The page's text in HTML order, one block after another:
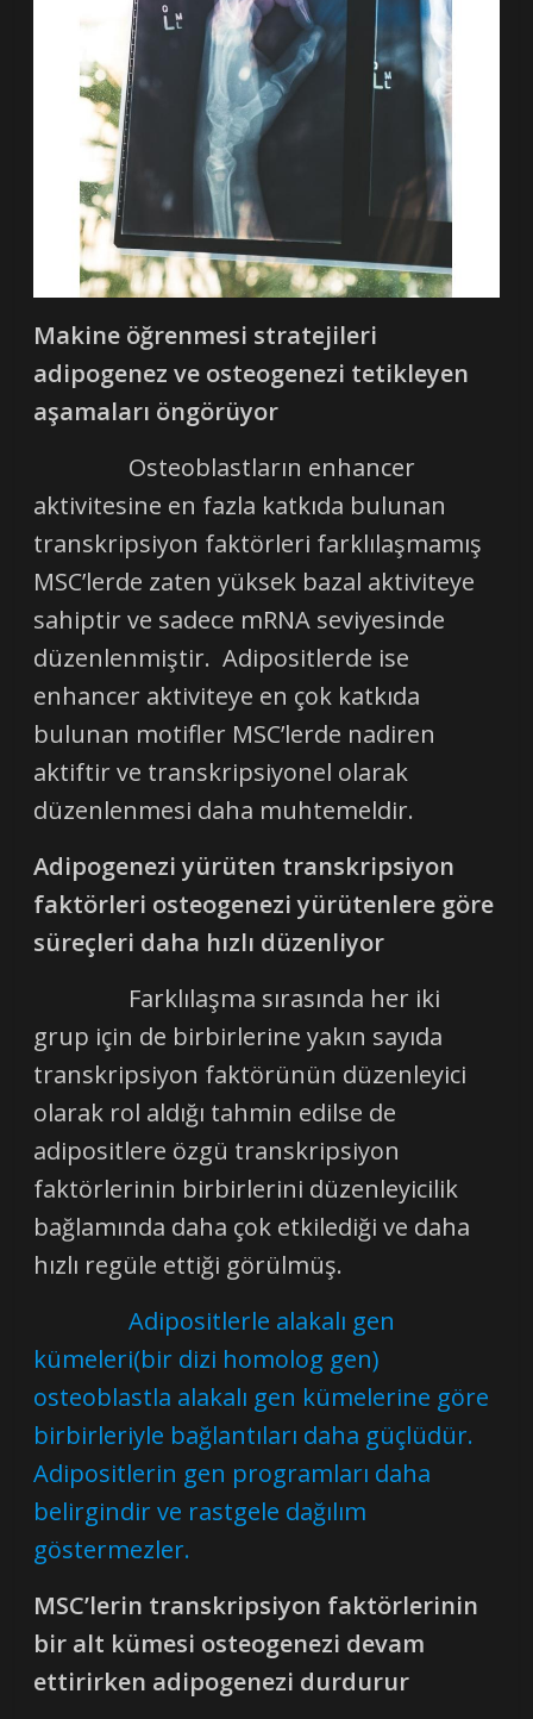
Makine öğrenmesi stratejileri
adipogenez ve osteogenezi tetikleyen
aşamaları öngörüyor
Osteoblastların enhancer
aktivitesine en fazla katkıda bulunan
transkripsiyon faktörleri farklılaşmamış
MSC’lerde zaten yüksek bazal aktiviteye
sahiptir ve sadece mRNA seviyesinde
düzenlenmiştir. Adipositlerde ise
enhancer aktiviteye en çok katkıda
bulunan motifler MSC’lerde nadiren
aktiftir ve transkripsiyonel olarak
düzenlenmesi daha muhtemeldir.
Adipogenezi yürüten transkripsiyon
faktörleri osteogenezi yürütenlere göre
süreçleri daha hızlı düzenliyor
Farklılaşma sırasında her iki
grup için de birbirlerine yakın sayıda
transkripsiyon faktörünün düzenleyici
olarak rol aldığı tahmin edilse de
adipositlere özgü transkripsiyon
faktörlerinin birbirlerini düzenleyicilik
bağlamında daha çok etkilediği ve daha
hızlı regüle ettiği görülmüş.
Adipositlerle alakalı gen
kümeleri(bir dizi homolog gen)
osteoblastla alakalı gen kümelerine göre
birbirleriyle bağlantıları daha güçlüdür.
Adipositlerin gen programları daha
belirgindir ve rastgele dağılım
göstermezler.
MSC’lerin transkripsiyon faktörlerinin
bir alt kümesi osteogenezi devam
ettirirken adipogenezi durdurur